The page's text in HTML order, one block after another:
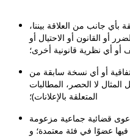
بأي جانب من العلاقة بيننا،
أو القانون أو الاحتيال أو
أو أي نظرية قانونية أخرى؛
أو أي نسخة سابقة من
لا الحصر، المطالبات
المتعلقة بالإعلانات)؛
قضائية جماعية مزعومة
فيها عضوًا في فئة معتمدة؛ و